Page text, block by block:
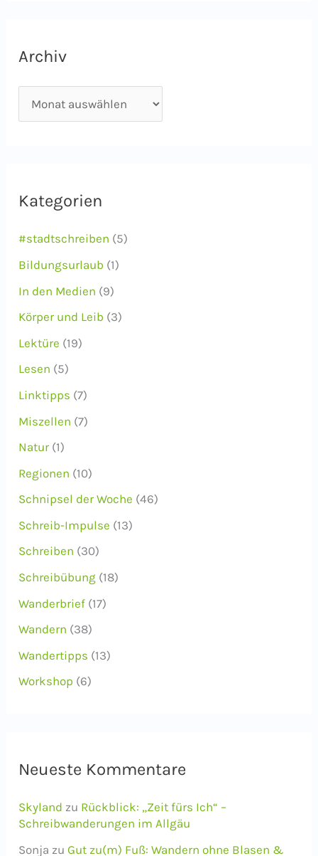
Archiv
r
iKategorien
#stadtschreiben (5)
Bildungsurlaub (1)
In den Medien (9)
Körper und Leib (3)
Lektüre (19)
Lesen (5)
Linktipps (7)
Miszellen (7)
Natur(1)
Regionen (10)
Schnipsel der Woche (46)
Schreib-Impulse (13)
Schreiben (30)
Schreibübung (18)
Wanderbrief (17)
Wandern (38)
Wandertipps (13)
Workshop (6)
Neueste Kommentare
Skyland zu Rückblick: „Zeit fürs Ich“ –
Schreibwanderungen im Allgäu
Sonja zuGut zu(m) Fuß: Wandern ohne Blasen &